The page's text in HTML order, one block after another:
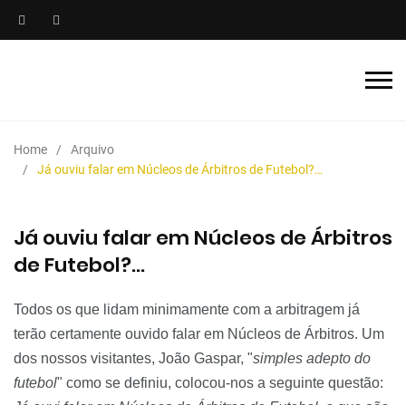
Home
Arquivo
Já ouviu falar em Núcleos de Árbitros de Futebol?…
Já ouviu falar em Núcleos de Árbitros
de Futebol?…
Todos os que lidam minimamente com a arbitragem já
terão certamente ouvido falar em Núcleos de Árbitros. Um
dos nossos visitantes, João Gaspar, "simples adepto do
futebol" como se definiu, colocou-nos a seguinte questão: